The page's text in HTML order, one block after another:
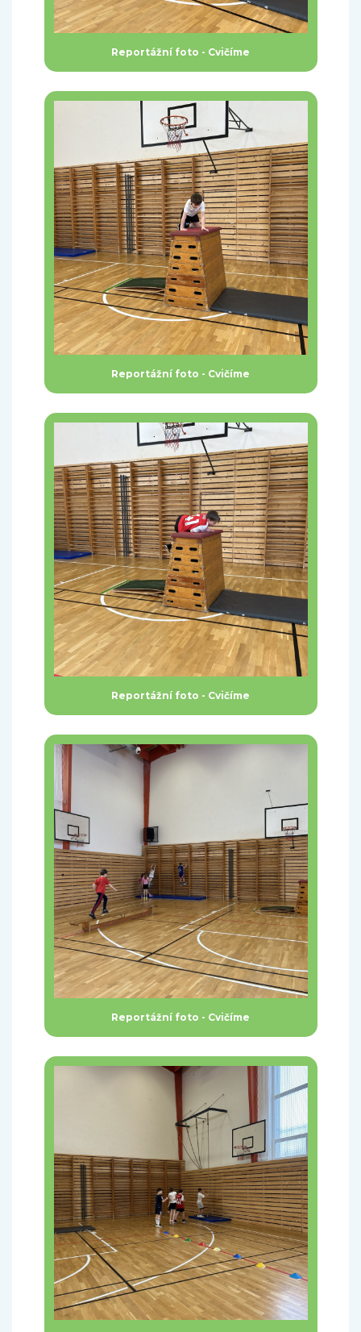
Reportážní foto - Cvičíme
Reportážní foto - Cvičíme
Reportážní foto - Cvičíme
Reportážní foto - Cvičíme